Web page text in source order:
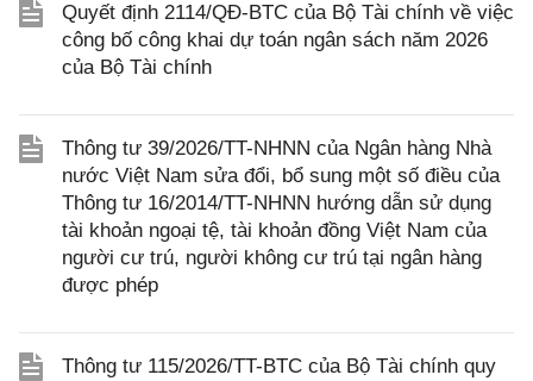
Quyết định 2114/QĐ-BTC của Bộ Tài chính về việc
công bố công khai dự toán ngân sách năm 2026
của Bộ Tài chính
Thông tư 39/2026/TT-NHNN của Ngân hàng Nhà
nước Việt Nam sửa đổi, bổ sung một số điều của
Thông tư 16/2014/TT-NHNN hướng dẫn sử dụng
tài khoản ngoại tệ, tài khoản đồng Việt Nam của
người cư trú, người không cư trú tại ngân hàng
được phép
Thông tư 115/2026/TT-BTC của Bộ Tài chính quy